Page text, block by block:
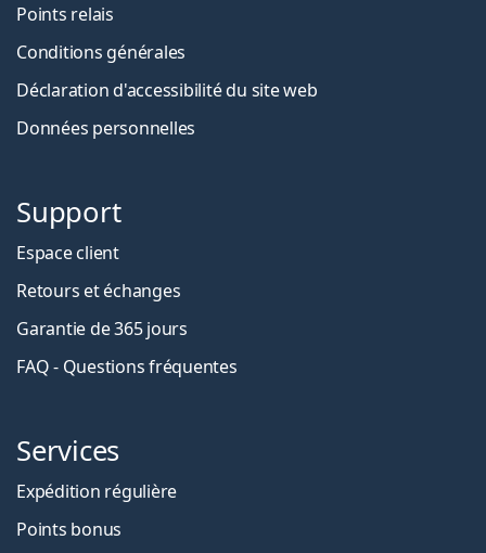
Points relais
Conditions générales
Déclaration d'accessibilité du site web
Données personnelles
Support
Espace client
Retours et échanges
Garantie de 365 jours
FAQ - Questions fréquentes
Services
Expédition régulière
Points bonus